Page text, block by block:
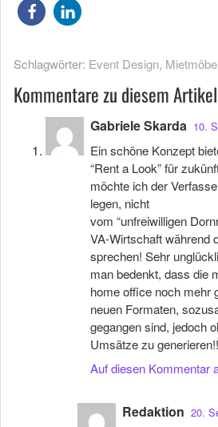
Schlagwörter: Event Design, Mietmöbel
Kommentare zu diesem Artikel
Gabriele Skarda 10.
Ein schöne Konzept
“Rent a Look” für
möchte ich der
legen, nicht
vom “unfreiwilligen
VA-Wirtschaft während
sprechen! Sehr
man bedenkt, dass die
home office noch mehr
neuen Formaten,
gegangen sind, jedoch
Umsätze zu
Auf diesen Kommentar
Redaktion 20.